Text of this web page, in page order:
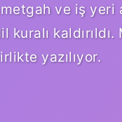
ve iş yeri
kuralı
yazılıyor.